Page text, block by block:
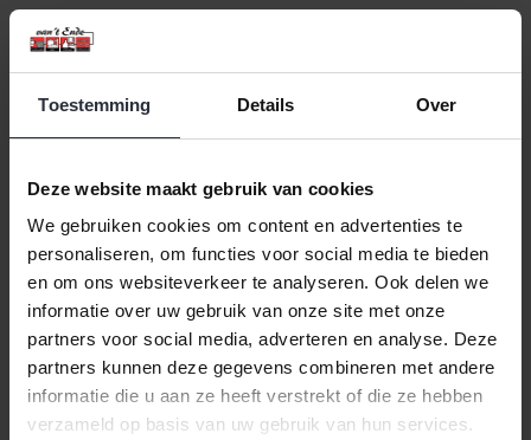
Toestemming Details Over
Deze website maakt gebruik van cookies
We gebruiken cookies om content en advertenties te
personaliseren, om functies voor social media te bieden
en om ons websiteverkeer te analyseren. Ook delen we
informatie over uw gebruik van onze site met onze
partners voor social media, adverteren en analyse. Deze
partners kunnen deze gegevens combineren met andere
informatie die u aan ze heeft verstrekt of die ze hebben
verzameld op basis van uw gebruik van hun services.
Informatie
lithium, lengte 34.5mm, diameter 17mm, grootte aanduiding
staaf, nom. spanning 3V, capaciteit 1800mAh, IEC-aanduiding
CR123A, ANSI 5018LC. Voor gebruik in onder meer digitale
camera en elektrische sloten. Een Duracell CR2 batterij
kenmerkt zich door een constante spanningsafgifte en heeft
een lange houdbaarheid. Verpakking 1 stuk
Reviews